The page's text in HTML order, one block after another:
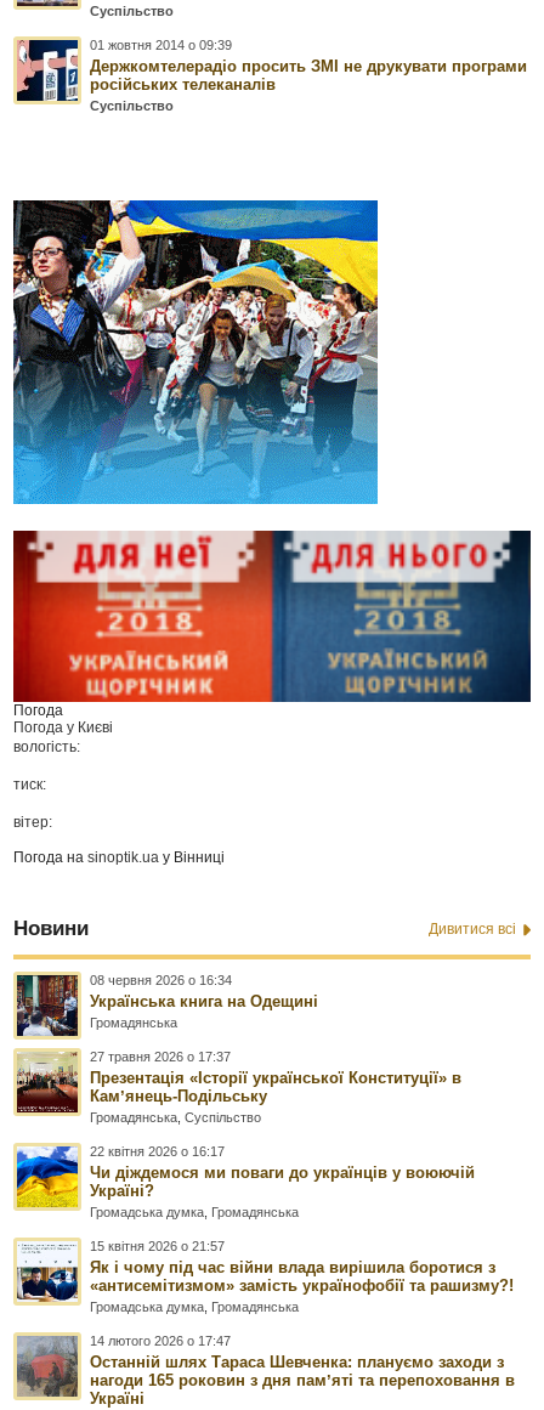
Суспільство
01 жовтня 2014 о 09:39
Держкомтелерадіо просить ЗМІ не друкувати програми
російських телеканалів
Суспільство
Погода
Погода у Києві
вологість:
тиск:
вітер:
Погода наsinoptik.ua у Вінниці
Новини Дивитися всі
08 червня 2026 о 16:34
Українська книга на Одещині
Громадянська
27 травня 2026 о 17:37
Презентація «Історії української Конституції» в
Камʼянець-Подільську
Громадянська ,Суспільство
22 квітня 2026 о 16:17
Чи діждемося ми поваги до українців у воюючій
Україні?
Громадська думка Громадянська
15 квітня 2026 о 21:57
Як і чому під час війни влада вирішила боротися з
«антисемітизмом» замість українофобії та рашизму?!
Громадська думка Громадянська
14 лютого 2026 о 17:47
Останній шлях Тараса Шевченка: плануємо заходи з
нагоди 165 роковин з дня памʼяті та перепоховання в
Україні